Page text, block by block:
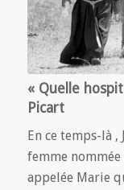
« Quelle
Picart
En ce temps-là ,
femme
appelée Marie